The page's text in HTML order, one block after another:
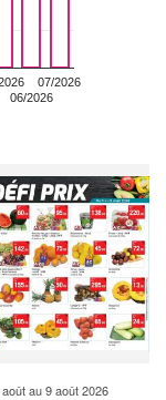
06/2026
07/2026
au 9 août 2026